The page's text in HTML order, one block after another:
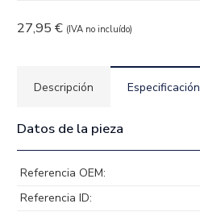
27,95 € (IVA no incluído)
Descripción Especificación
Datos de la pieza
Referencia OEM:
Referencia ID: